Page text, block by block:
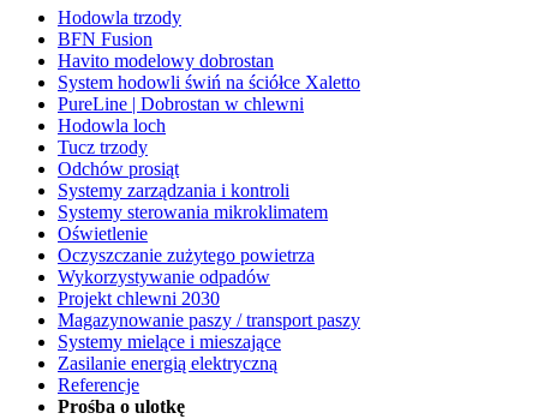
Hodowla trzody
BFN Fusion
Havito modelowy dobrostan
System hodowli świń na ściółce Xaletto
PureLine | Dobrostan w chlewni
Hodowla loch
Tucz trzody
Odchów prosiąt
Systemy zarządzania i kontroli
Systemy sterowania mikroklimatem
Oświetlenie
Oczyszczanie zużytego powietrza
Wykorzystywanie odpadów
Projekt chlewni 2030
Magazynowanie paszy / transport paszy
Systemy mielące i mieszające
Zasilanie energią elektryczną
Referencje
Prośba o ulotkę